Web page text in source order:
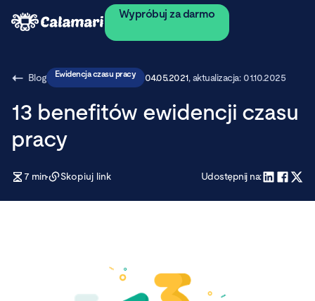
Wypróbuj za darmo
Blog Ewidencja czasu pracy 04.05.2021, aktualizacja: 01.10.2025
13 benefitów ewidencji czasu
pracy
7 min Skopiuj link Udostępnij na: